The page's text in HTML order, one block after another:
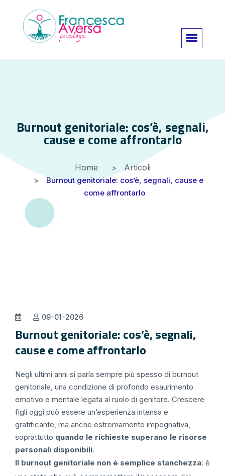
Burnout genitoriale: cos’è, segnali,
cause e come affrontarlo
Home Articoli
Burnout genitoriale: cos’è, segnali, cause e
come affrontarlo
09-01-2026
Burnout genitoriale: cos’è, segnali,
cause e come affrontarlo
Negli ultimi anni si parla sempre più spesso di burnout
genitoriale, una condizione di profondo esaurimento
emotivo e mentale legata al ruolo di genitore. Crescere
figli oggi può essere un’esperienza intensa e
gratificante, ma anche estremamente impegnativa,
soprattutto quando le richieste superano le risorse
personali disponibili.
Il burnout genitoriale non è semplice stanchezza: è